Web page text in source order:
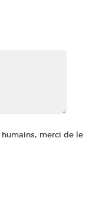
merci de le